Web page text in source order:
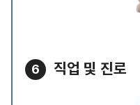
6 직업 및 진로